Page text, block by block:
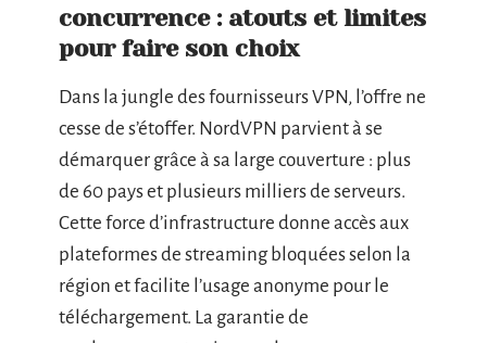
concurrence : atouts et limites
pour faire son choix
Dans la jungle des fournisseurs VPN, l’offre ne
cesse de s’étoffer. NordVPN parvient à se
démarquer grâce à sa large couverture : plus
de 60 pays et plusieurs milliers de serveurs.
Cette force d’infrastructure donne accès aux
plateformes de streaming bloquées selon la
région et facilite l’usage anonyme pour le
téléchargement. La garantie de